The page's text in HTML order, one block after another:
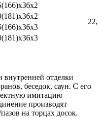
внутренней отделки
беседок, саун. С его
имитацию
производят
на торцах досок.